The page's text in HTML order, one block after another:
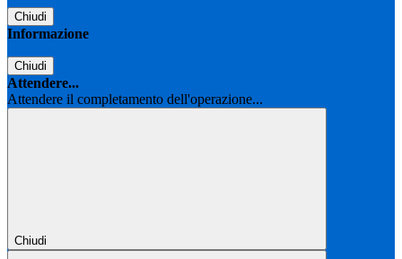
Chiudi
Informazione
Chiudi
Attendere...
Attendere il completamento dell'operazione...
Chiudi